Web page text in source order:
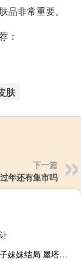
非常重要。
：
肤
下一篇
年还有集市吗
屋塔房王世子妹妹结局 屋塔房王世子用的手机